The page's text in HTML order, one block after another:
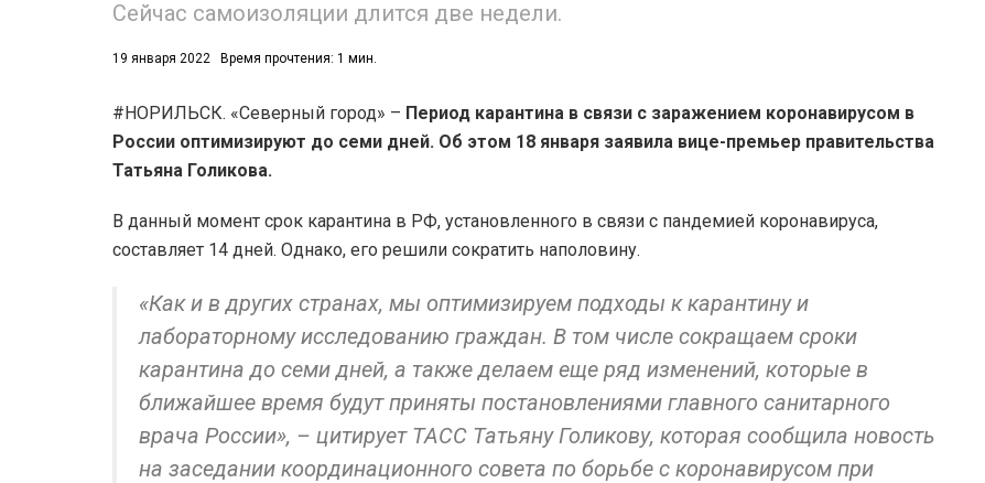
Сейчас самоизоляции длится две недели.
19 января 2022 Время прочтения: 1 мин.
#НОРИЛЬСК. «Северный город» – Период карантина в связи с заражением коронавирусом в
России оптимизируют до семи дней. Об этом 18 января заявила вице-премьер правительства
Татьяна Голикова.
В данный момент срок карантина в РФ, установленного в связи с пандемией коронавируса,
составляет 14 дней. Однако, его решили сократить наполовину.
«Как и в других странах, мы оптимизируем подходы к карантину и
лабораторному исследованию граждан. В том числе сокращаем сроки
карантина до семи дней, а также делаем еще ряд изменений, которые в
ближайшее время будут приняты постановлениями главного санитарного
врача России», – цитирует ТАСС Татьяну Голикову, которая сообщила новость
на заседании координационного совета по борьбе с коронавирусом при